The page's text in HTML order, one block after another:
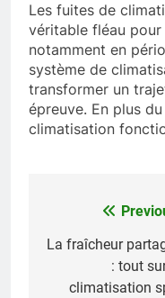
Les fuites de
véritable fléau
notamment en
système de
transformer un
épreuve. En plus
climatisation
Navigation
de
l’article
La fraîcheur
: tout
climatisation